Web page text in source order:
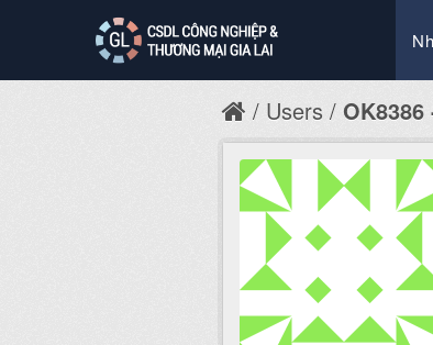
Users OK8386